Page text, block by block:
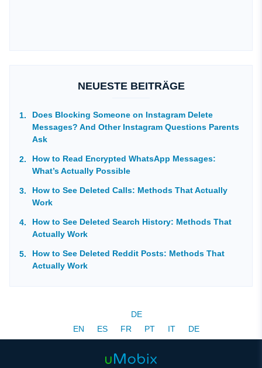
NEUESTE BEITRÄGE
Does Blocking Someone on Instagram Delete
Messages? And Other Instagram Questions Parents
Ask
How to Read Encrypted WhatsApp Messages:
What’s Actually Possible
How to See Deleted Calls: Methods That Actually
Work
How to See Deleted Search History: Methods That
Actually Work
How to See Deleted Reddit Posts: Methods That
Actually Work
DE
EN
ES FR PT IT DE